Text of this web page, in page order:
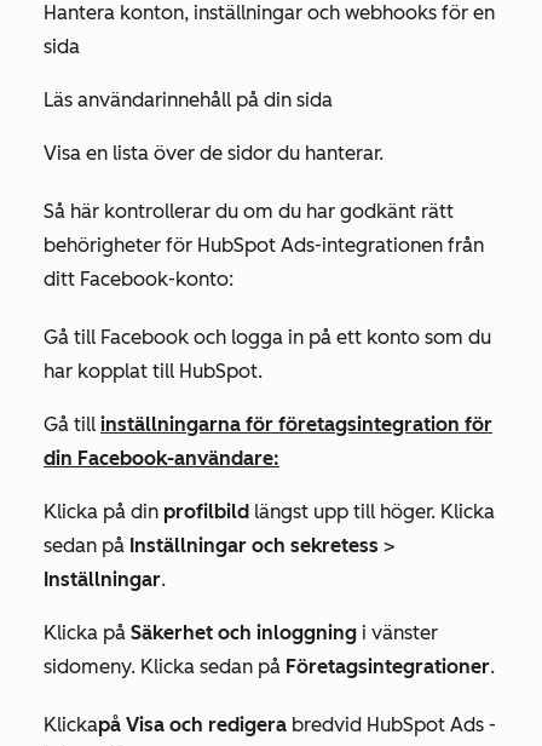
Hantera konton, inställningar och webhooks för en
sida
Läs användarinnehåll på din sida
Visa en lista över de sidor du hanterar.
Så här kontrollerar du om du har godkänt rätt
behörigheter för HubSpot Ads-integrationen från
ditt Facebook-konto:
Gå till Facebook och logga in på ett konto som du
har kopplat till HubSpot.
Gå till inställningarna för företagsintegration för
din Facebook-användare:
Klicka på din profilbild längst upp till höger. Klicka
sedan på Inställningar och sekretess >
Inställningar.
Klicka på Säkerhet och inloggning i vänster
sidomeny. Klicka sedan på Företagsintegrationer.
Klickapå Visa och redigera bredvid HubSpot Ads -